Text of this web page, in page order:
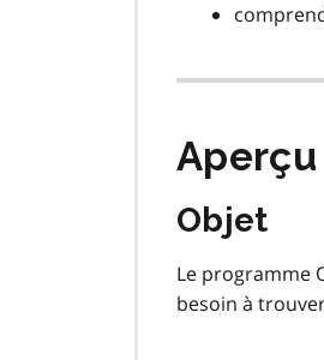
Objet
Le programme
besoin à